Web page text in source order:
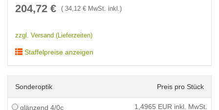
204,72 € ( 34,12 € MwSt. inkl.)
zzgl. Versand (Lieferzeiten)
Staffelpreise anzeigen
Sonderoptik Preis pro Stück
glänzend 4/0c 1,4965 EUR inkl. MwSt.